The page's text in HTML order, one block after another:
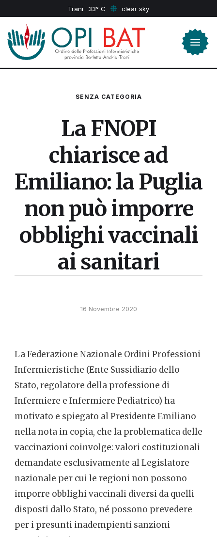
Trani 33 clear sky
SENZA CATEGORIA
La FNOPI
chiarisce ad
Emiliano: la Puglia
non può imporre
obblighi vaccinali
ai sanitari
16 Novembre 2020
La Federazione Nazionale Ordini Professioni
Infermieristiche (Ente Sussidiario dello
Stato, regolatore della professione di
Infermiere e Infermiere Pediatrico) ha
motivato e spiegato al Presidente Emiliano
nella nota in copia, che la problematica delle
vaccinazioni coinvolge: valori costituzionali
demandate esclusivamente al Legislatore
nazionale per cui le regioni non possono
imporre obblighi vaccinali diversi da quelli
disposti dallo Stato, né possono prevedere
per i presunti inadempienti sanzioni